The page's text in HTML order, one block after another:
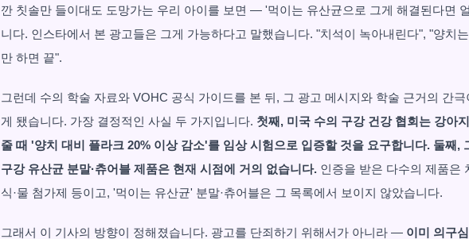
깐 칫솔만 들이대도 도망가는 우리 아이를 보면 — '먹이는 유산균으로 그게 해결된다면
니다. 인스타에서 본 광고들은 그게 가능하다고 말했습니다. "치석이 녹아내린다", "양치
만 하면 끝".
그런데 수의 학술 자료와 VOHC 공식 가이드를 본 뒤, 그 광고 메시지와 학술 근거의 간
게 됐습니다. 가장 결정적인 사실 두 가지입니다. 첫째, 미국 수의 구강 건강 협회는 강아
줄 때 '양치 대비 플라크 20% 이상 감소'를 임상 시험으로 입증할 것을 요구합니다. 둘째,
구강 유산균 분말·츄어블 제품은 현재 시점에 거의 없습니다. 인증을 받은 다수의 제품은
식·물 첨가제 등이고, '먹이는 유산균' 분말·츄어블은 그 목록에서 보이지 않았습니다.
그래서 이 기사의 방향이 정해졌습니다. 광고를 단죄하기 위해서가 아니라 — 이미 의구